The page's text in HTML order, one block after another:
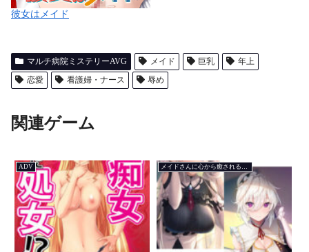
彼女はメイド
マルチ病院ミステリーAVG メイド 巨乳
年上
恋愛
看護婦・ナース 辱め
関連ゲーム
ADV